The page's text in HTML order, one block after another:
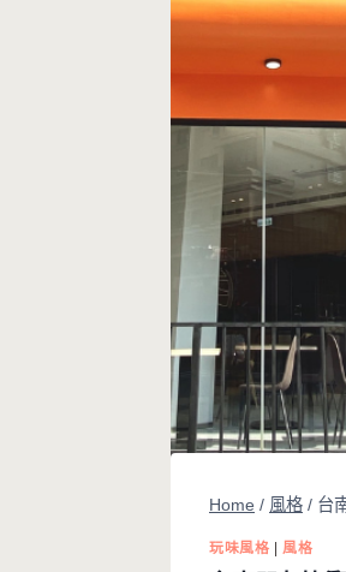
Home / 風格 / 台
玩味風格 | 風格